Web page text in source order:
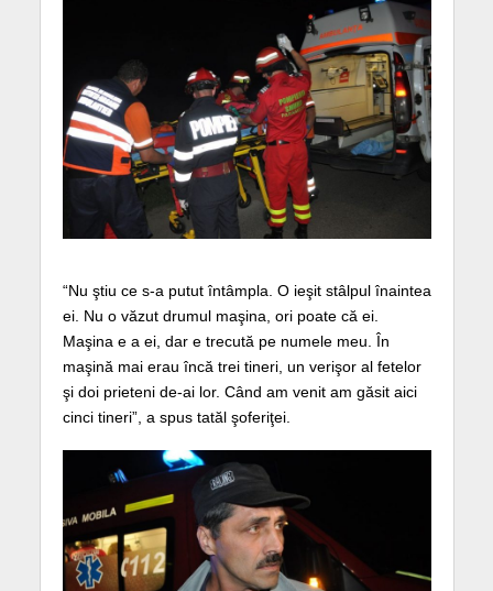
“Nu ştiu ce s-a putut întâmpla. O ieşit stâlpul înaintea
ei. Nu o văzut drumul maşina, ori poate că ei.
Maşina e a ei, dar e trecută pe numele meu. În
maşină mai erau încă trei tineri, un verişor al fetelor
şi doi prieteni de-ai lor. Când am venit am găsit aici
cinci tineri”, a spus tatăl şoferiţei.